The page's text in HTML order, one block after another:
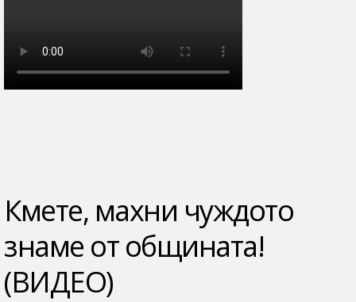
Кмете, махни чуждото
знаме от общината!
(ВИДЕО)